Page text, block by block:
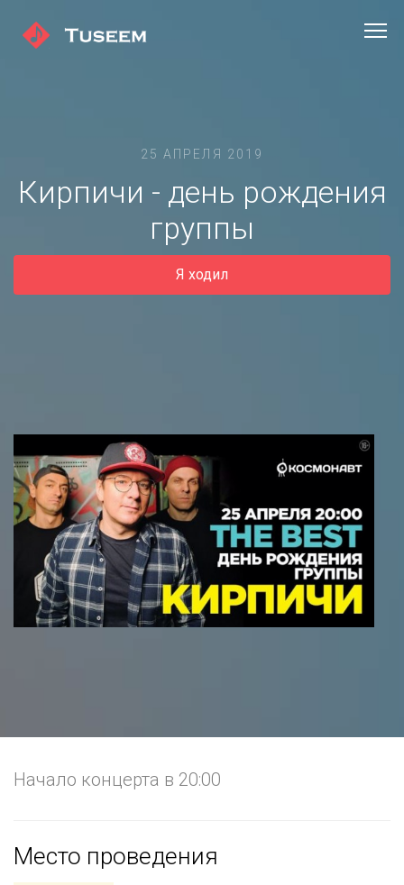
25 АПРЕЛЯ 2019
Кирпичи - день рождения
группы
Я ходил
Начало концерта в 20:00
Место проведения